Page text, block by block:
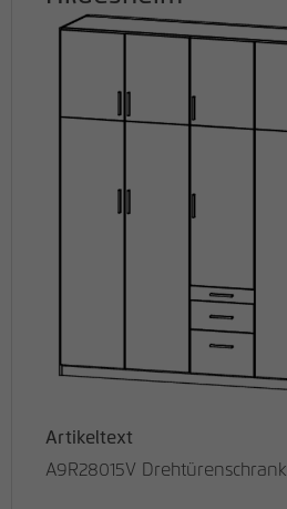
Artikeltext
A9R28015V Drehtürenschrank